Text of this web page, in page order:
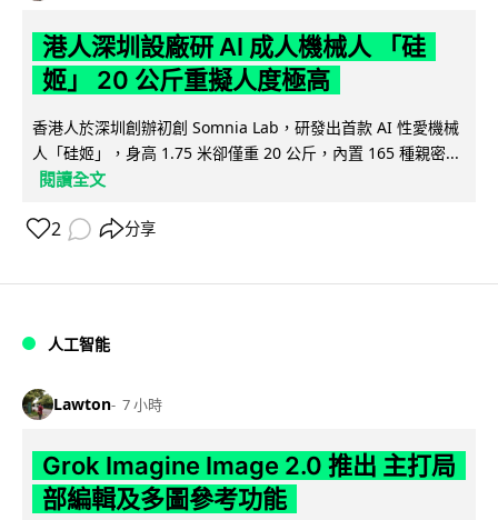
港人深圳設廠研 AI 成人機械人 「硅
姬」 20 公斤重擬人度極高
香港人於深圳創辦初創 Somnia Lab，研發出首款 AI 性愛機械
人「硅姬」，身高 1.75 米卻僅重 20 公斤，內置 165 種親密...
閱讀全文
2 分享
人工智能
Lawton 7 小時
Grok Imagine Image 2.0 推出 主打局
部編輯及多圖參考功能